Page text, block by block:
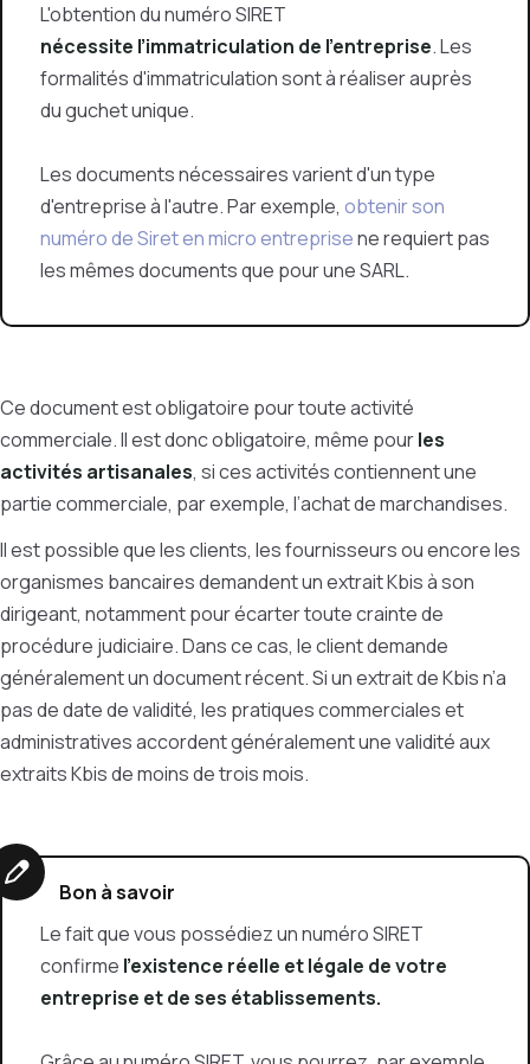
L'obtention du numéro SIRET
nécessite l’immatriculation de l’entreprise. Les
formalités d'immatriculation sont à réaliser auprès
du guchet unique.
Les documents nécessaires varient d'un type
d'entreprise à l'autre. Par exemple, obtenir son
numéro de Siret en micro entreprisene requiert pas
les mêmes documents que pour une SARL.
Ce document est obligatoire pour toute activité
commerciale. Il est donc obligatoire, même pourles
activités artisanales, si ces activités contiennent une
partie commerciale, par exemple, l’achat de marchandises.
Il est possible que les clients, les fournisseurs ou encore les
organismes bancaires demandent un extrait Kbis à son
dirigeant, notamment pour écarter toute crainte de
procédure judiciaire. Dans ce cas, le client demande
généralement un document récent. Si un extrait de Kbis n’a
pas de date de validité, les pratiques commerciales et
administratives accordent généralement une validité aux
extraits Kbis de moins de trois mois.
Bon à savoir
Le fait que vous possédiez un numéro SIRET
confirme l'existence réelle et légale de votre
entreprise et de ses établissements.